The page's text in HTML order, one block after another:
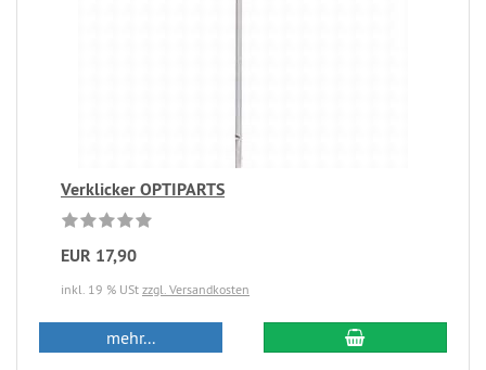
Verklicker OPTIPARTS
EUR 17,90
inkl. 19 % USt zzgl. Versandkosten
mehr...